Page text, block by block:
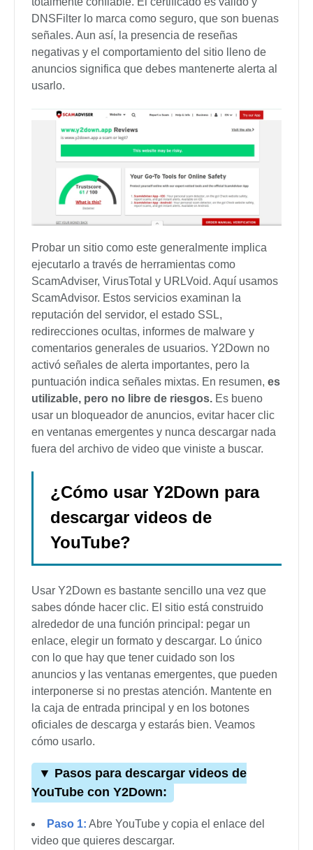
DNSFilter lo marca como seguro, que son buenas
señales. Aun así, la presencia de reseñas
negativas y el comportamiento del sitio lleno de
anuncios significa que debes mantenerte alerta al
usarlo.
Probar un sitio como este generalmente implica
ejecutarlo a través de herramientas como
ScamAdviser, VirusTotal y URLVoid. Aquí usamos
ScamAdvisor. Estos servicios examinan la
reputación del servidor, el estado SSL,
redirecciones ocultas, informes de malware y
comentarios generales de usuarios. Y2Down no
activó señales de alerta importantes, pero la
puntuación indica señales mixtas. En resumen, es
utilizable, pero no libre de riesgos. Es bueno
usar un bloqueador de anuncios, evitar hacer clic
en ventanas emergentes y nunca descargar nada
fuera del archivo de video que viniste a buscar.
¿Cómo usar Y2Down para
descargar videos de
YouTube?
Usar Y2Down es bastante sencillo una vez que
sabes dónde hacer clic. El sitio está construido
alrededor de una función principal: pegar un
enlace, elegir un formato y descargar. Lo único
con lo que hay que tener cuidado son los
anuncios y las ventanas emergentes, que pueden
interponerse si no prestas atención. Mantente en
la caja de entrada principal y en los botones
oficiales de descarga y estarás bien. Veamos
cómo usarlo.
▼ Pasos para descargar videos de
YouTube con Y2Down:
Paso 1: Abre YouTube y copia el enlace del
video que quieres descargar.